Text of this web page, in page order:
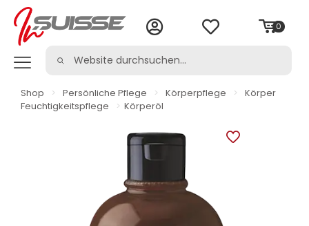
0
Shop > Persönliche Pflege > Körperpflege >
Körper
Feuchtigkeitspflege
> Körperöl